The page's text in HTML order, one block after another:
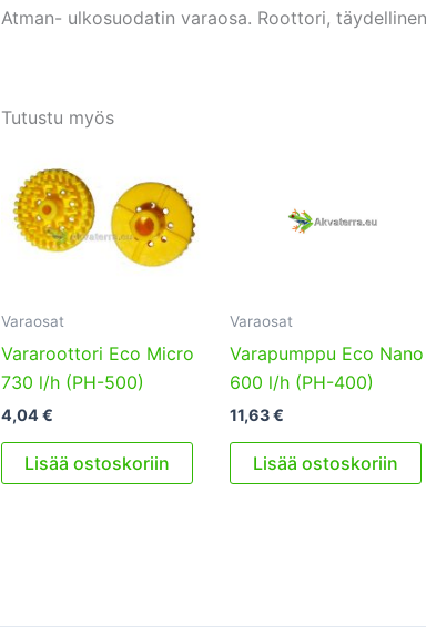
Atman- ulkosuodatin varaosa. Roottori,
Tutustu myös
Varaosat
Vararoottori Eco Micro
730 l/h (PH-500)
4,04€
Lisää ostoskoriin
Varaosat
Varapumppu Eco Nano
600 l/h (PH-400)
11,63€
Lisää ostoskoriin